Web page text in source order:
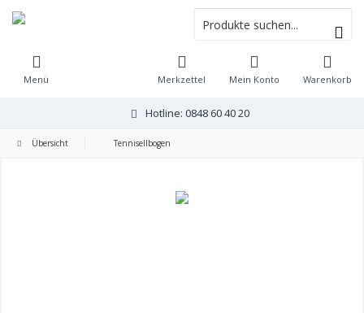
Hotline: 0848 60 40 20
Warenkorb
Merkzettel Mein Konto
Menü
Übersicht Tennisellbogen